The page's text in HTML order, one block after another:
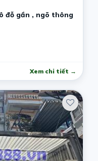
đỗ gần , ngõ thông
Xem chi tiết →